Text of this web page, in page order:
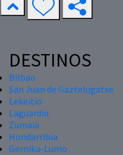
DESTINOS
Bilbao
San Juan de Gaztelugatxe
Lekeitio
Laguardia
Zumaia
Hondarribia
Gernika-Lumo